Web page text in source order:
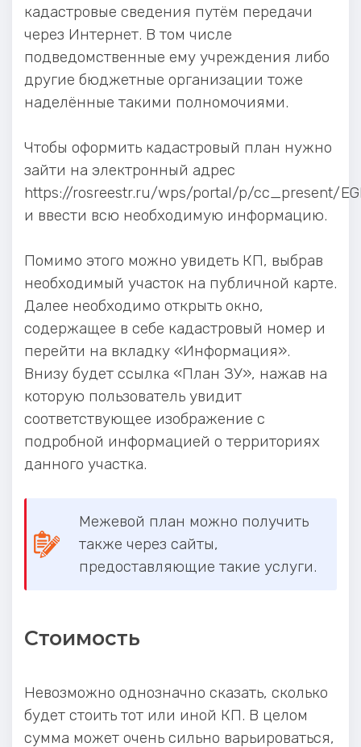
кадастровые сведения путём передачи
через Интернет. В том числе
подведомственные ему учреждения либо
другие бюджетные организации тоже
наделённые такими полномочиями.
Чтобы оформить кадастровый план нужно
зайти на электронный адрес
https://rosreestr.ru/wps/portal/p/cc_present/
и ввести всю необходимую информацию.
Помимо этого можно увидеть КП, выбрав
необходимый участок на публичной карте.
Далее необходимо открыть окно,
содержащее в себе кадастровый номер и
перейти на вкладку «Информация».
Внизу будет ссылка «План ЗУ», нажав на
которую пользователь увидит
соответствующее изображение с
подробной информацией о территориях
данного участка.
Межевой план можно получить
также через сайты,
предоставляющие такие услуги.
Стоимость
Невозможно однозначно сказать, сколько
будет стоить тот или иной КП. В целом
сумма может очень сильно варьироваться,